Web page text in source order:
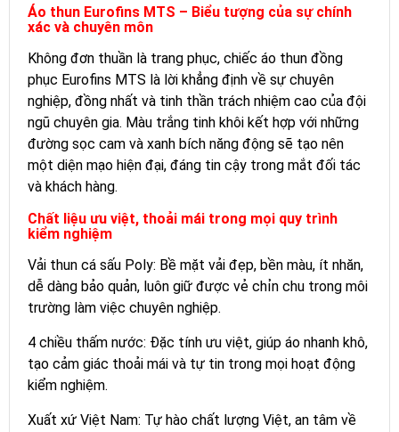
Áo thun Eurofins MTS – Biểu tượng của sự chính
xác và chuyên môn
Không đơn thuần là trang phục, chiếc áo thun đồng
phục Eurofins MTS là lời khẳng định về sự chuyên
nghiệp, đồng nhất và tinh thần trách nhiệm cao của đội
ngũ chuyên gia. Màu trắng tinh khôi kết hợp với những
đường sọc cam và xanh bích năng động sẽ tạo nên
một diện mạo hiện đại, đáng tin cậy trong mắt đối tác
và khách hàng.
Chất liệu ưu việt, thoải mái trong mọi quy trình
kiểm nghiệm
Vải thun cá sấu Poly: Bề mặt vải đẹp, bền màu, ít nhăn,
dễ dàng bảo quản, luôn giữ được vẻ chỉn chu trong môi
trường làm việc chuyên nghiệp.
4 chiều thấm nước: Đặc tính ưu việt, giúp áo nhanh khô,
tạo cảm giác thoải mái và tự tin trong mọi hoạt động
kiểm nghiệm.
Xuất xứ Việt Nam: Tự hào chất lượng Việt, an tâm về